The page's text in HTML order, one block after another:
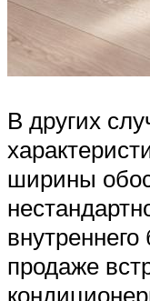
В других
ширины
продаже